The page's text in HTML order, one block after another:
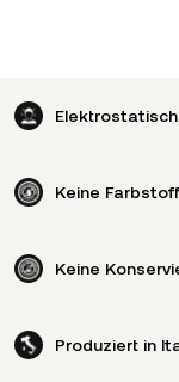
Keine
Keine
Produziert in